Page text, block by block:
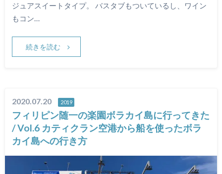
ジュアスイートタイプ。 バスタブもついているし、ワイン
もコン…
続きを読む
2020.07.20 2019
フィリピン随一の楽園ボラカイ島に行ってきた
/ Vol.6 カティクラン空港から船を使ったボラ
カイ島への行き方